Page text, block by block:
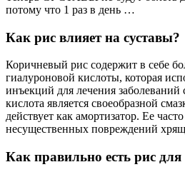
потому что 1 раз в день …
Как рис влияет на суставы?
Коричневый рис содержит в себе
гиалуроновой кислоты, которая
инъекций для лечения заболеваний
кислота является своеобразной
действует как амортизатор. Ее
несущественных повреждений
Как правильно есть рис для